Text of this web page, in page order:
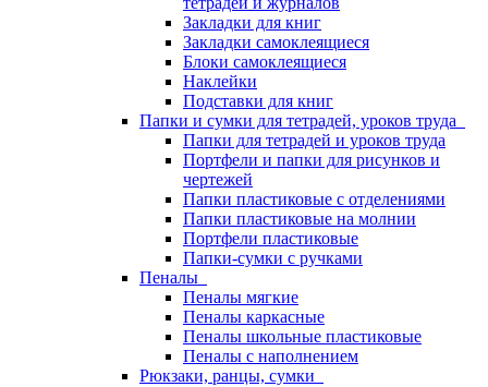
Закладки для книг
Закладки самоклеящиеся
Блоки самоклеящиеся
Наклейки
Подставки для книг
Папки и сумки для тетрадей, уроков труда
Папки для тетрадей и уроков труда
Портфели и папки для рисунков и
чертежей
Папки пластиковые с отделениями
Папки пластиковые на молнии
Портфели пластиковые
Папки-сумки с ручками
Пеналы
Пеналы мягкие
Пеналы каркасные
Пеналы школьные пластиковые
Пеналы с наполнением
Рюкзаки, ранцы, сумки